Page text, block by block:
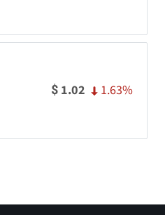
$ 1.02 1.63%